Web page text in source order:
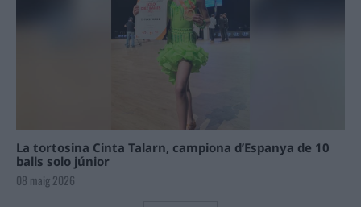
La tortosina Cinta Talarn, campiona d’Espanya de 10
balls solo júnior
08 maig 2026